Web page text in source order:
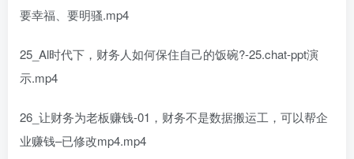
要幸福、要明骚.mp4
25_Al时代下，财务人如何保住自己的饭碗?-25.chat-ppt演
示.mp4
26_让财务为老板赚钱-01，财务不是数据搬运工，可以帮企
业赚钱–已修改mp4.mp4